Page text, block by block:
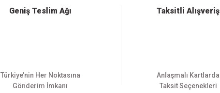
Geniş Teslim Ağı
Türkiye’nin Her Noktasına
Gönderim İmkanı
Taksitli Alışveriş
Anlaşmalı Kartlarda
Taksit Seçenekleri